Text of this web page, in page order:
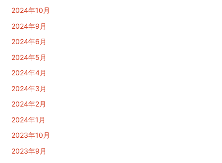
2024年10月
2024年9月
2024年6月
2024年5月
2024年4月
2024年3月
2024年2月
2024年1月
2023年10月
2023年9月